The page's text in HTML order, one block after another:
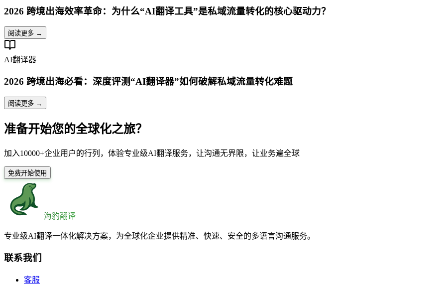
2026 跨境出海效率革命：为什么“AI翻译工具”是私域流量转化的核心驱动力？
阅读更多 →
AI翻译器
2026 跨境出海必看：深度评测“AI翻译器”如何破解私域流量转化难题
阅读更多 →
准备开始您的全球化之旅？
加入10000+企业用户的行列，体验专业级AI翻译服务，让沟通无界限，让业务遍全球
免费开始使用
海豹翻译
专业级AI翻译一体化解决方案，为全球化企业提供精准、快速、安全的多语言沟通服务。
联系我们
客服